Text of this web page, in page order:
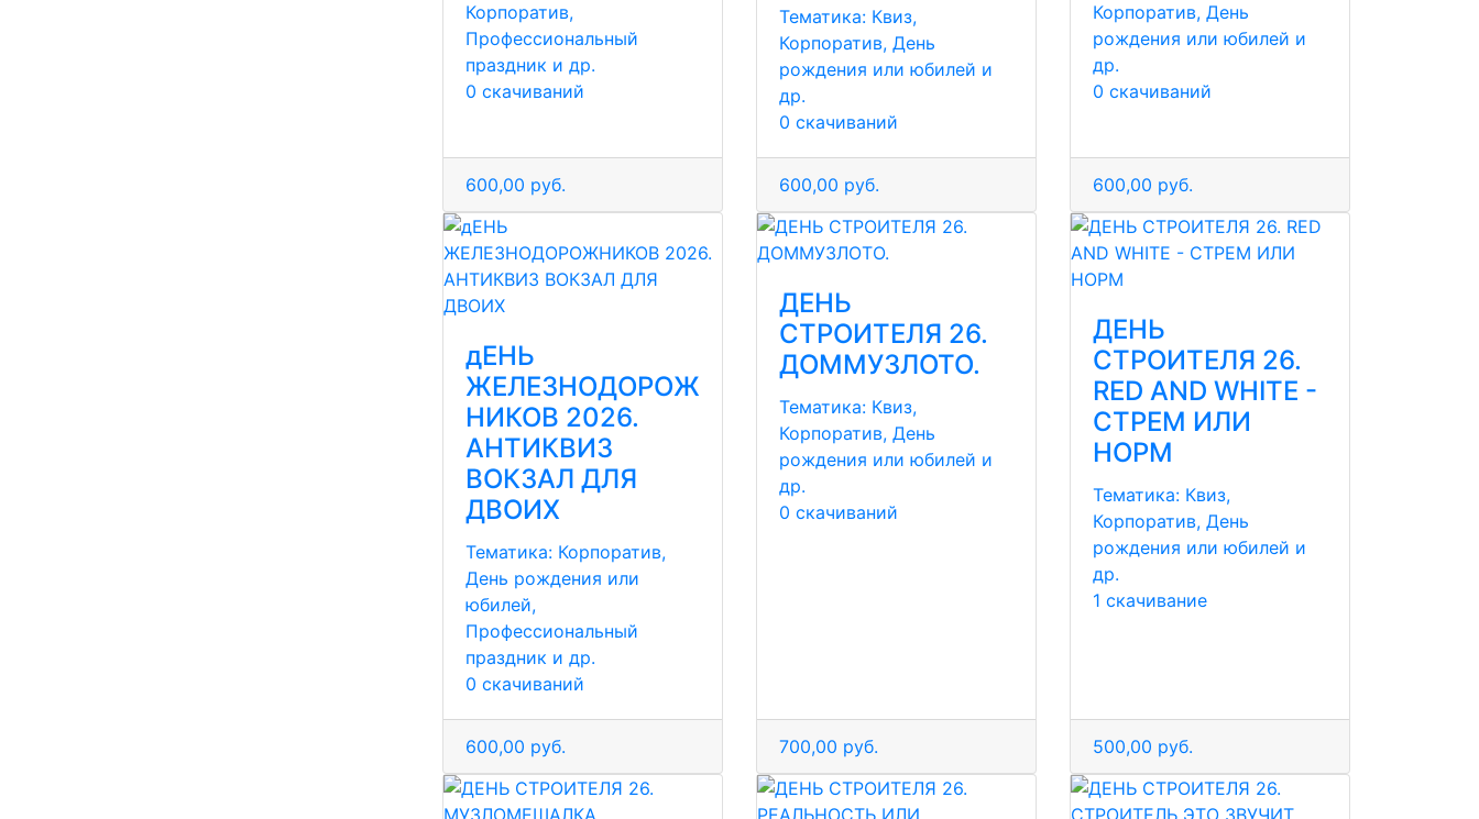
Корпоратив,
Профессиональный
праздник и др.
0 скачиваний
600,00 руб.
Тематика: Квиз,
Корпоратив, День
рождения или юбилей и
др.
0 скачиваний
600,00 руб.
Корпоратив, День
рождения или юбилей и
др.
0 скачиваний
600,00 руб.
дЕНЬ
ЖЕЛЕЗНОДОРОЖ
НИКОВ 2026.
АНТИКВИЗ
ВОКЗАЛ ДЛЯ
ДВОИХ
Тематика: Корпоратив,
День рождения или
юбилей,
Профессиональный
праздник и др.
0 скачиваний
600,00 руб.
ДЕНЬ
СТРОИТЕЛЯ 26.
ДОММУЗЛОТО.
Тематика: Квиз,
Корпоратив, День
рождения или юбилей и
др.
0 скачиваний
700,00 руб.
ДЕНЬ
СТРОИТЕЛЯ 26.
RED AND WHITE -
СТРЕМ ИЛИ
НОРМ
Тематика: Квиз,
Корпоратив, День
рождения или юбилей и
др.
1 скачивание
500,00 руб.